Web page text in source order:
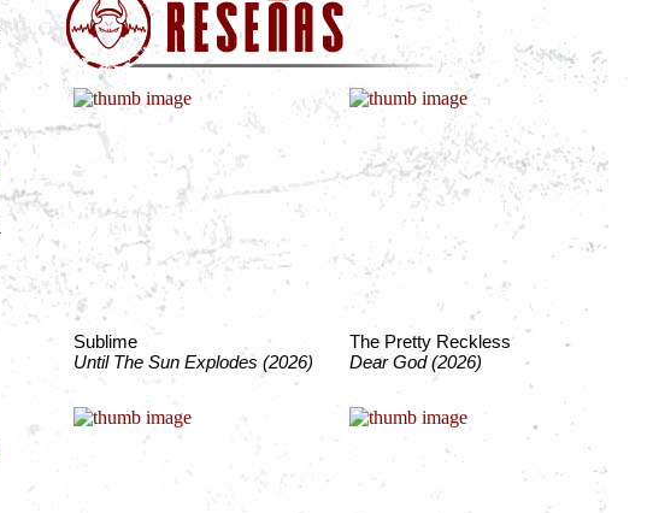
Sublime
Until The Sun Explodes (2026)
The Pretty Reckless
Dear God (2026)